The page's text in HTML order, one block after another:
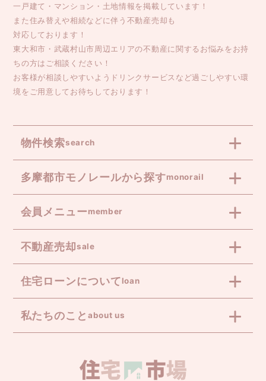
一戸建て・マンション・土地情報を掲載しています！
また住み替えや相続などに伴う不動産売却も
対応しております！
東大和市・武蔵村山市周辺エリアの不動産に関するお悩みをお持
ちの方はご相談ください！
お客様が相談しやすいようドリンクサービスなど過ごしやすい環
境をご用意してお待ちしております！
物件検索search
多摩都市モノレールから探すmonorail
会員メニューmember
不動産売却sale
住宅ローンについてloan
私たちのこと about us